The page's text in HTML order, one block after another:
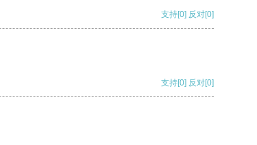
支持[0] 反对[0]
支持[0] 反对[0]